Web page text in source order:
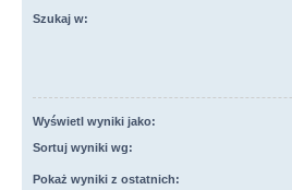
Szukaj w:
Wyświetl wyniki jako:
Sortuj wyniki wg:
Pokaż wyniki z ostatnich: